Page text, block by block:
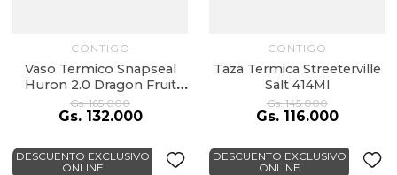
CONTIGO
Vaso Termico Snapseal
Huron 2.0 Dragon Fruit
709Ml
Gs. 165.000
Gs. 132.000
CONTIGO
Taza Termica Streeterville
Salt 414Ml
Gs. 145.000
Gs. 116.000
DESCUENTO EXCLUSIVO
ONLINE
DESCUENTO EXCLUSIVO
ONLINE